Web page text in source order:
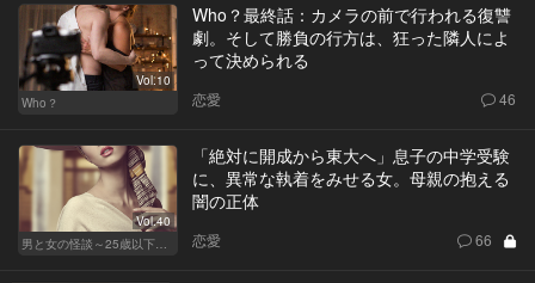
Vol.10
Who？
Who？最終話：カメラの前で行われる復讐
劇。そして勝負の行方は、狂った隣人によ
って決められる
恋愛 46
Vol.40
「絶対に開成から東大へ」息子の中学受験
に、異常な執着をみせる女。母親の抱える
闇の正体
恋愛 66